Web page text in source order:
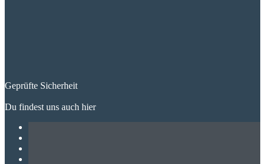
Geprüfte Sicherheit
Du findest uns auch hier